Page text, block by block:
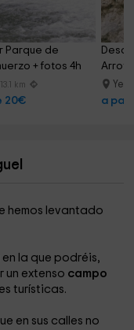
Parque de
+ fotos 4h
13.1 km
20€ a
hemos levantado
la que podréis,
un extenso campo
turísticas.
en sus calles no